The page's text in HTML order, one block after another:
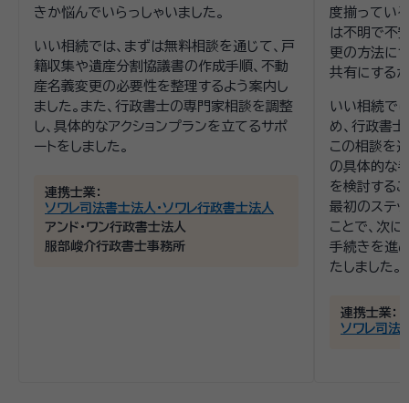
きか悩んでいらっしゃいました。
いい相続では、まずは無料相談を通じて、戸
籍収集や遺産分割協議書の作成手順、不動
産名義変更の必要性を整理するよう案内し
ました。また、行政書士の専門家相談を調整
し、具体的なアクションプランを立てるサポ
ートをしました。
連携士業：
ソワレ司法書士法人・ソワレ行政書士法人
アンド・ワン行政書士法人
服部峻介行政書士事務所
度揃ってい
は不明で不
更の方法に
共有にする
いい相続で
め、行政書
この相談を
の具体的な
を検討する
最初のステ
ことで、次
手続きを進
たしました。
連携士業：
ソワレ司法